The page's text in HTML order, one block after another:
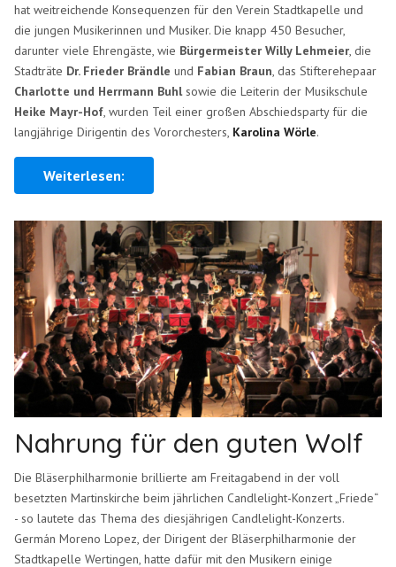
hat weitreichende Konsequenzen für den Verein Stadtkapelle und
die jungen Musikerinnen und Musiker. Die knapp 450 Besucher,
darunter viele Ehrengäste, wie Bürgermeister Willy Lehmeier, die
Stadträte Dr. Frieder Brändle und Fabian Braun, das Stifterehepaar
Charlotte und Herrmann Buhlsowie die Leiterin der Musikschule
Heike Mayr-Hof, wurden Teil einer großen Abschiedsparty für die
langjährige Dirigentin des Vororchesters, Karolina Wörle.
Weiterlesen:
Nahrung für den guten Wolf
Die Bläserphilharmonie brillierte am Freitagabend in der voll
besetzten Martinskirche beim jährlichen Candlelight-Konzert „Friede“
- so lautete das Thema des diesjährigen Candlelight-Konzerts.
Germán Moreno Lopez, der Dirigent der Bläserphilharmonie der
Stadtkapelle Wertingen, hatte dafür mit den Musikern einige